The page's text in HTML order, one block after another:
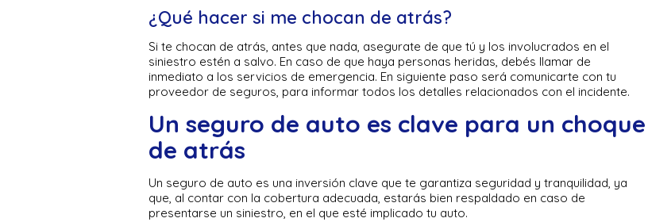
¿Qué hacer si me chocan de atrás?
Si te chocan de atrás, antes que nada, asegurate de que tú y los involucrados en el
siniestro estén a salvo. En caso de que haya personas heridas, debés llamar de
inmediato a los servicios de emergencia. En siguiente paso será comunicarte con tu
proveedor de seguros, para informar todos los detalles relacionados con el incidente.
Un seguro de auto es clave para un choque
de atrás
Un seguro de auto es una inversión clave que te garantiza seguridad y tranquilidad, ya
que, al contar con la cobertura adecuada, estarás bien respaldado en caso de
presentarse un siniestro, en el que esté implicado tu auto.